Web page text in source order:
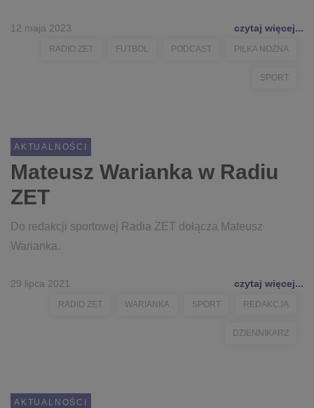
12 maja 2023 czytaj więcej...
RADIO ZET FUTBOL PODCAST PIŁKA NOŻNA
SPORT
AKTUALNOŚCI
Mateusz Warianka w Radiu
ZET
Do redakcji sportowej Radia ZET dołącza Mateusz
Warianka.
29 lipca 2021 czytaj więcej...
RADIO ZET WARIANKA SPORT REDAKCJA
DZIENNIKARZ
AKTUALNOŚCI